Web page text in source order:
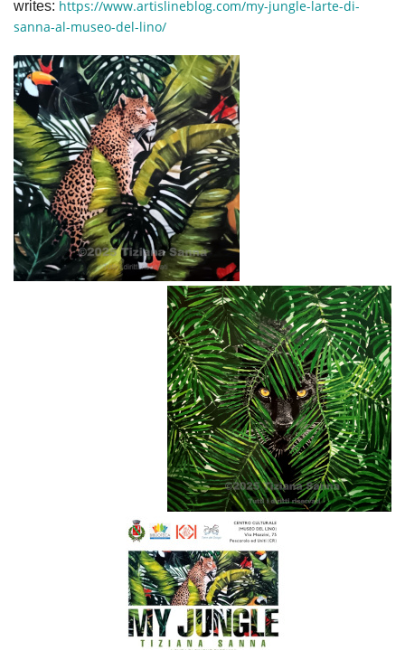
writes: https://www.artislineblog.com/my-jungle-larte-di-
sanna-al-museo-del-lino/